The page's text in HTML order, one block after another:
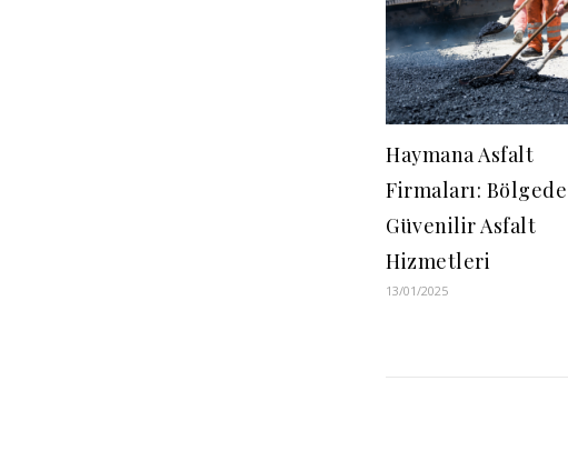
Haymana Asfalt
Firmaları: Bölgede
Güvenilir Asfalt
Hizmetleri
13/01/2025